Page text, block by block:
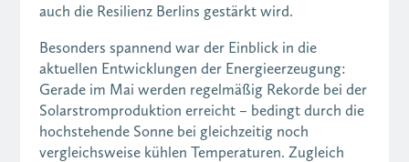
auch die Resilienz Berlins gestärkt wird.
Besonders spannend war der Einblick in die
aktuellen Entwicklungen der Energieerzeugung:
Gerade im Mai werden regelmäßig Rekorde bei der
Solarstromproduktion erreicht – bedingt durch die
hochstehende Sonne bei gleichzeitig noch
vergleichsweise kühlen Temperaturen. Zugleich